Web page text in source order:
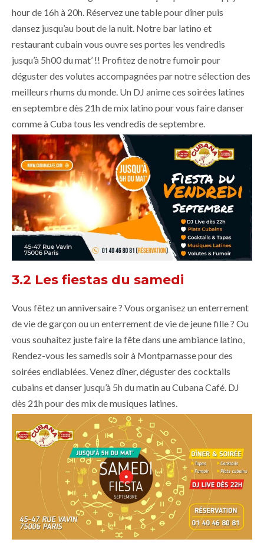
hour de 16h à 20h. Réservez une table pour dîner puis
dansez jusqu’au bout de la nuit. Notre bar latino et
restaurant cubain vous ouvre ses portes les vendredis
jusqu’à 5h00 du mat’ !! Profitez de notre fumoir pour
déguster des volutes accompagnées par notre sélection des
meilleurs rhums du monde. Un DJ anime ces soirées latines
en septembre dès 21h de mix latino pour vous faire danser
comme à Cuba tous les vendredis de septembre.
3.2 Les fiestas du samedi
Vous fêtez un anniversaire ? Vous organisez un enterrement
de vie de garçon ou un enterrement de vie de jeune fille ? Ou
vous souhaitez juste faire la fête dans une ambiance latino,
Rendez-vous les samedis soir à Montparnasse pour des
soirées endiablées. Venez dîner, déguster des cocktails
cubains et danser jusqu’à 5h du matin au Cubana Café. DJ
dès 21h pour des mix de musiques latines.